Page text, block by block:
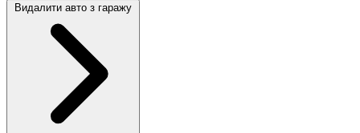
Видалити авто з гаражу